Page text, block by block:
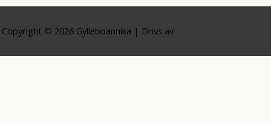
Copyright © 2026 Gylleboannika | Drivs av